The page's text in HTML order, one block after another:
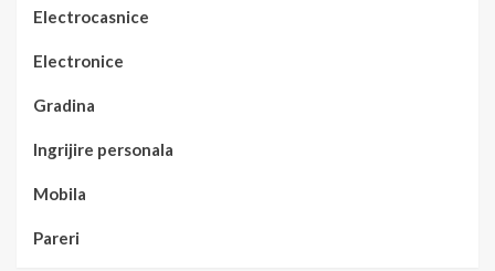
Electrocasnice
Electronice
Gradina
Ingrijire personala
Mobila
Pareri